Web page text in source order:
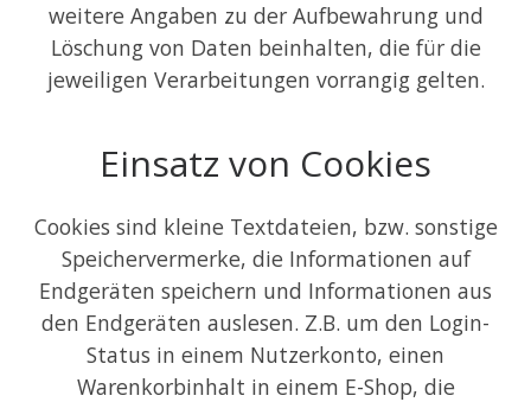
weitere Angaben zu der Aufbewahrung und
Löschung von Daten beinhalten, die für die
jeweiligen Verarbeitungen vorrangig gelten.
Einsatz von Cookies
Cookies sind kleine Textdateien, bzw. sonstige
Speichervermerke, die Informationen auf
Endgeräten speichern und Informationen aus
den Endgeräten auslesen. Z.B. um den Login-
Status in einem Nutzerkonto, einen
Warenkorbinhalt in einem E-Shop, die